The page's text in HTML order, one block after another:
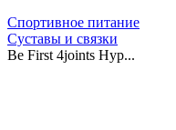
Спортивное питание
Суставы и связки
Be First 4joints Hyp...